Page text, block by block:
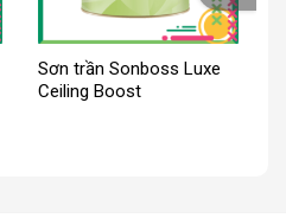
Sơn trần Sonboss Luxe
Ceiling Boost